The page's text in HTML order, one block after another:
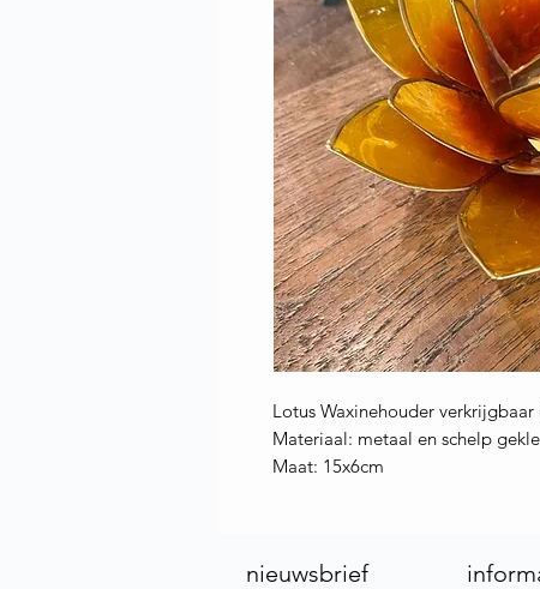
Lotus Waxinehouder
Materiaal: metaal en schelp
Maat: 15x6cm
nieuwsbrief